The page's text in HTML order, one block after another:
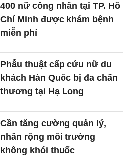
400 nữ công nhân tại TP. Hồ
Chí Minh được khám bệnh
miễn phí
Phẫu thuật cấp cứu nữ du
khách Hàn Quốc bị đa chấn
thương tại Hạ Long
Cần tăng cường quản lý,
nhân rộng môi trường
không khói thuốc